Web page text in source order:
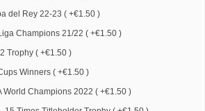
del Rey 22-23 ( +€1.50 )
Champions 21/22 ( +€1.50 )
Trophy ( +€1.50 )
Winners ( +€1.50 )
World Champions 2022 ( +€1.50 )